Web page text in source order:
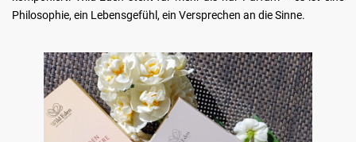
Philosophie, ein Lebensgefühl, ein Versprechen an die Sinne.